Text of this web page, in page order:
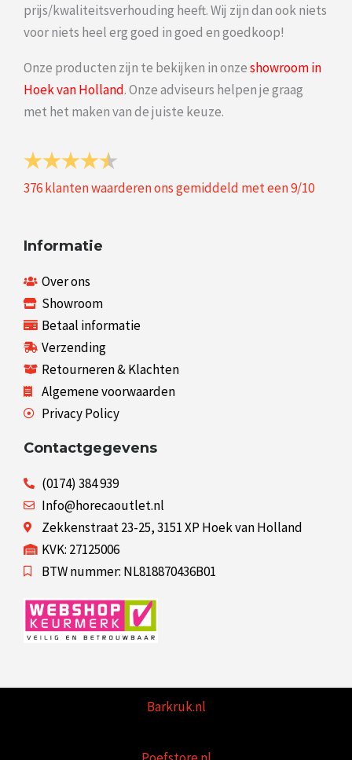
prijs/kwaliteitsverhouding heeft. Wij zijn dan ook niets
voor niets heel erg goed in goed en goedkoop!
Onze producten zijn te bekijken in onzeshowroom in
Hoek van Holland. Onze adviseurs helpen je graag
met het maken van de juiste keuze.
376klanten waarderen ons gemiddeld met een9/10
Informatie
Over ons
Showroom
Betaal informatie
Verzending
Retourneren & Klachten
Algemene voorwaarden
Privacy Policy
Contactgegevens
(0174) 384 939
Info@horecaoutlet.nl
Zekkenstraat 23-25, 3151 XP Hoek van Holland
KVK: 27125006
BTW nummer: NL818870436B01
Barkruk.nl